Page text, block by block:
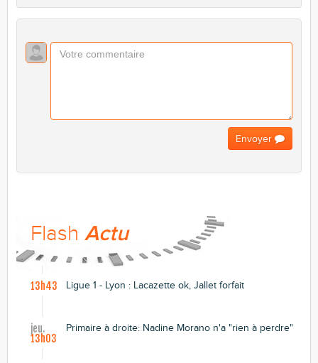
Envoyer
Flash Actu
13h43 Ligue 1 - Lyon : Lacazette ok, Jallet forfait
jeu.
13h03
Primaire à droite: Nadine Morano n'a "rien à perdre"